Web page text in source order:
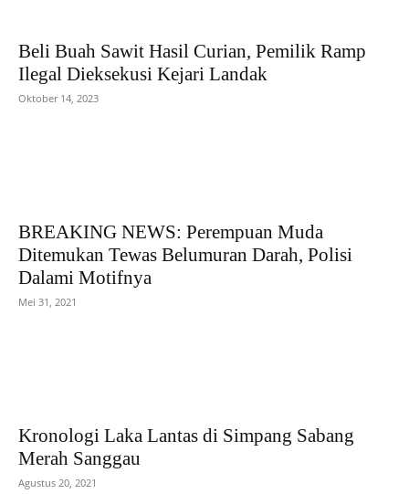
Beli Buah Sawit Hasil Curian, Pemilik Ramp
Ilegal Dieksekusi Kejari Landak
Oktober 14, 2023
BREAKING NEWS: Perempuan Muda
Ditemukan Tewas Belumuran Darah, Polisi
Dalami Motifnya
Mei 31, 2021
Kronologi Laka Lantas di Simpang Sabang
Merah Sanggau
Agustus 20, 2021